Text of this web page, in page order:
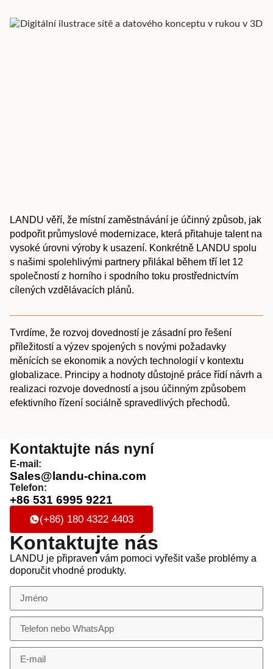
LANDU věří, že místní zaměstnávání je účinný způsob, jak
podpořit průmyslové modernizace, která přitahuje talent na
vysoké úrovni výroby k usazení. Konkrétně LANDU spolu
s našimi spolehlivými partnery přilákal během tří let 12
společností z horního i spodního toku prostřednictvím
cílených vzdělávacích plánů.
Tvrdíme, že rozvoj dovedností je zásadní pro řešení
příležitostí a výzev spojených s novými požadavky
měnících se ekonomik a nových technologií v kontextu
globalizace. Principy a hodnoty důstojné práce řídí návrh a
realizaci rozvoje dovedností a jsou účinným způsobem
efektivního řízení sociálně spravedlivých přechodů.
Kontaktujte nás nyní
E-mail:
Sales@landu-china.com
Telefon:
+86 531 6995 9221
(+86) 180 4322 4403
Kontaktujte nás
LANDU je připraven vám pomoci vyřešit vaše problémy a
doporučit vhodné produkty.